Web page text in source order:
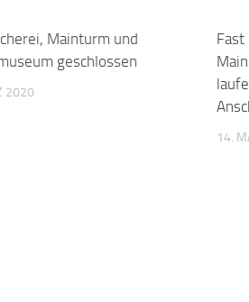
Mainturm und
geschlossen
2020
Fast
14.